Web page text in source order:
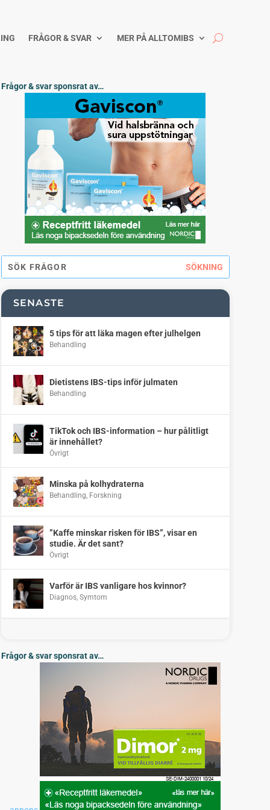
FRÅGOR & SVAR MER PÅ ALLTOMIBS
Frågor & svar sponsrat av…
SENASTE
5 tips för att läka magen efter julhelgen
Behandling
Dietistens IBS-tips inför julmaten
Behandling
TikTok och IBS-information – hur pålitligt
är innehållet?
Övrigt
Minska på kolhydraterna
Behandling, Forskning
”Kaffe minskar risken för IBS”, visar en
studie. Är det sant?
Övrigt
Varför är IBS vanligare hos kvinnor?
Diagnos, Symtom
Frågor & svar sponsrat av…